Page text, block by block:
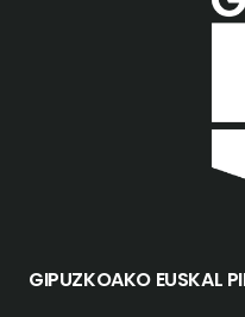
GIPUZKOAKO EUSKAL